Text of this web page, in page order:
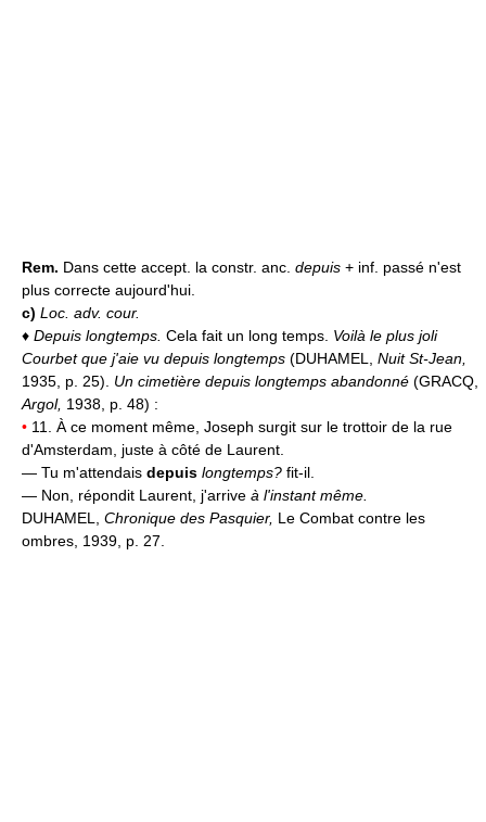
Rem. Dans cette accept. la constr. anc. depuis + inf. passé n'est
plus correcte aujourd'hui.
c) Loc. adv. cour.
♦ Depuis longtemps. Cela fait un long temps. Voilà le plus joli
Courbet que j'aie vu depuis longtemps (DUHAMEL, Nuit St-Jean,
1935, p. 25). Un cimetière depuis longtemps abandonné (GRACQ,
Argol, 1938, p. 48) :
• 11. À ce moment même, Joseph surgit sur le trottoir de la rue
d'Amsterdam, juste à côté de Laurent.
— Tu m'attendais depuis longtemps? fit-il.
— Non, répondit Laurent, j'arrive à l'instant même.
DUHAMEL, Chronique des Pasquier, Le Combat contre les
ombres, 1939, p. 27.